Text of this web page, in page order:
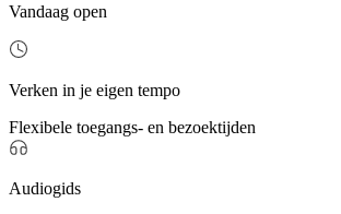
Vandaag open
Verken in je eigen tempo
Flexibele toegangs- en bezoektijden
Audiogids